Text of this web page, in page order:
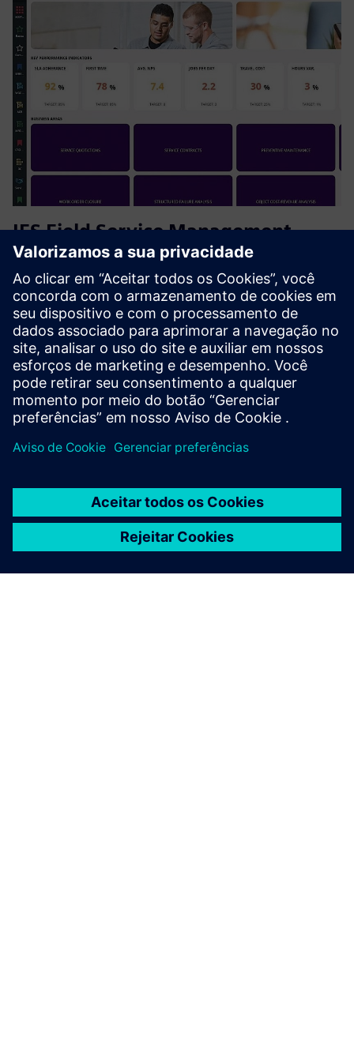
IFS Field Service Management
(FSM)
IFS Field Service Management (FSM) is a powerful solution
that streamlines service operations, from scheduling and
dispatch to inventory and billing. It empowers mobile
technicians, enhances customer experience, and delivers
real-...
Saiba mais